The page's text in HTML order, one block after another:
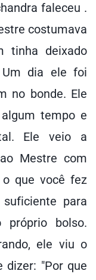
faleceu .
costumava
tinha deixado
Um dia ele foi
no bonde. Ele
tempo e
Ele veio a
Mestre com
o que você fez
para
próprio bolso.
ele viu o
dizer: "Por que